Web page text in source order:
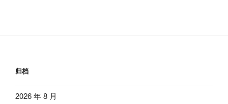
归档
2026 年 8 月